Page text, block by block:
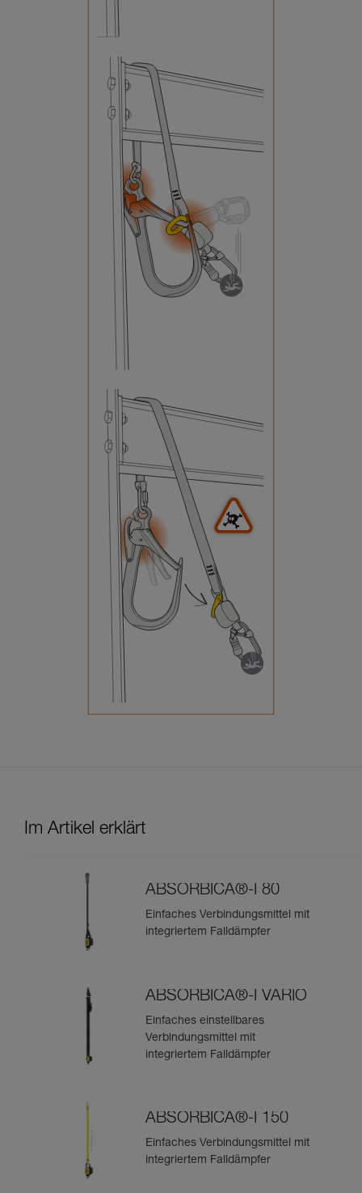
Im Artikel erklärt
ABSORBICA®-I 80
Einfaches Verbindungsmittel mit
integriertem Falldämpfer
ABSORBICA®-I VARIO
Einfaches einstellbares
Verbindungsmittel mit
integriertem Falldämpfer
ABSORBICA®-I 150
Einfaches Verbindungsmittel mit
integriertem Falldämpfer